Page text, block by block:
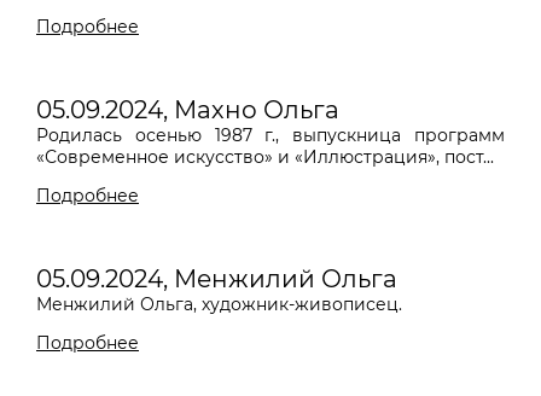
Подробнее
05.09.2024, Махно Ольга
Родилась осенью 1987 г., выпускница программ
«Современное искусство» и «Иллюстрация», пост...
Подробнее
05.09.2024, Менжилий Ольга
Менжилий Ольга, художник-живописец.
Подробнее